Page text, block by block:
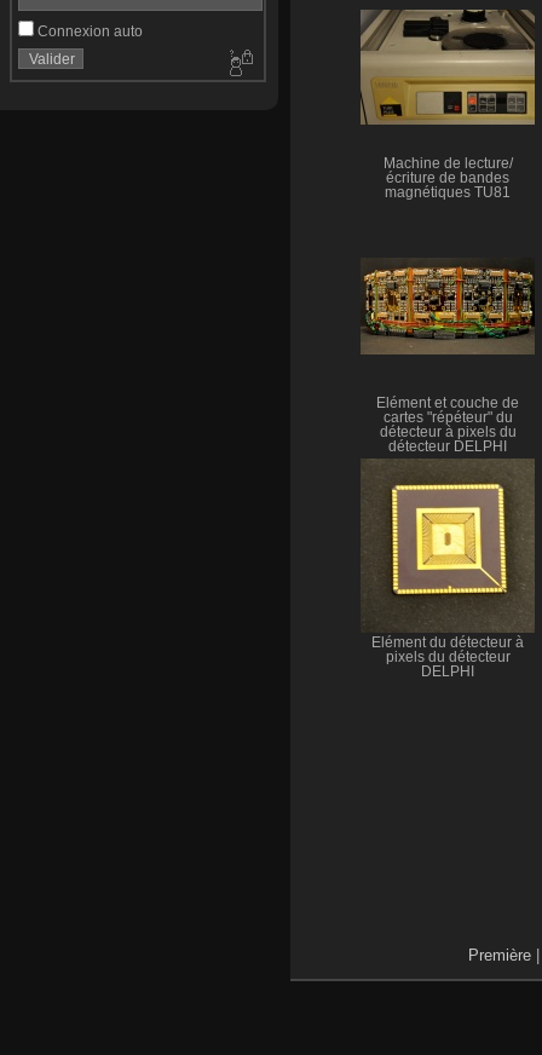
Connexion auto
Machine de lecture/
écriture de bandes
magnétiques TU81
Élément et couche de
cartes "répéteur" du
détecteur à pixels du
détecteur DELPHI
Élément du détecteur à
pixels du détecteur
DELPHI
Première|